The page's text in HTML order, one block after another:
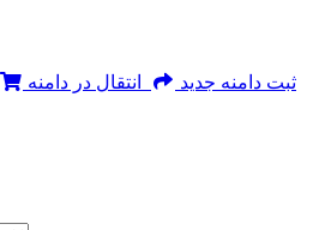
ثبت دامنه جدید انتقال در دامنه